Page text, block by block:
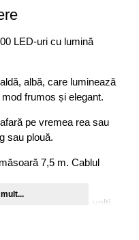
LED-uri cu lumină
albă, care luminează
frumos și elegant.
pe vremea rea sau
sau plouă.
7,5 m. Cablul
de 31 volți.